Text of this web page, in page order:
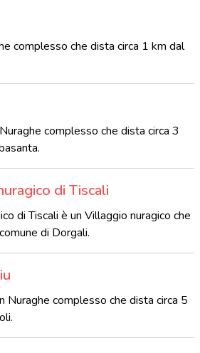
complesso che dista circa 1 km dal
complesso che dista circa 3
di Tiscali
di Tiscali è un Villaggio nuragico che
di Dorgali.
Nuraghe complesso che dista circa 5